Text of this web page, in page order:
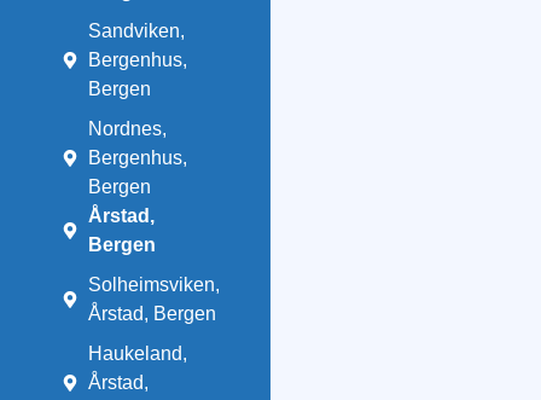
Sandviken,
Bergenhus,
Bergen
Nordnes,
Bergenhus,
Bergen
Årstad,
Bergen
Solheimsviken,
Årstad, Bergen
Haukeland,
Årstad,